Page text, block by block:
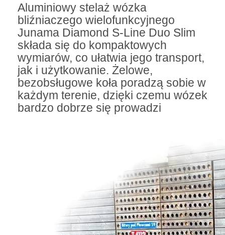
Aluminiowy stelaż wózka
bliźniaczego wielofunkcyjnego
Junama Diamond S-Line Duo Slim
składa się do kompaktowych
wymiarów, co ułatwia jego transport,
jak i użytkowanie. Żelowe,
bezobsługowe koła poradzą sobie w
każdym terenie, dzięki czemu wózek
bardzo dobrze się prowadzi